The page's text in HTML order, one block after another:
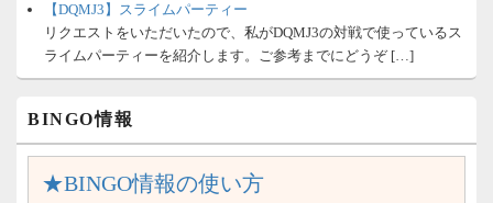
【DQMJ3】スライムパーティー
リクエストをいただいたので、私がDQMJ3の対戦で使っているス
ライムパーティーを紹介します。ご参考までにどうぞ […]
BINGO情報
★BINGO情報の使い方